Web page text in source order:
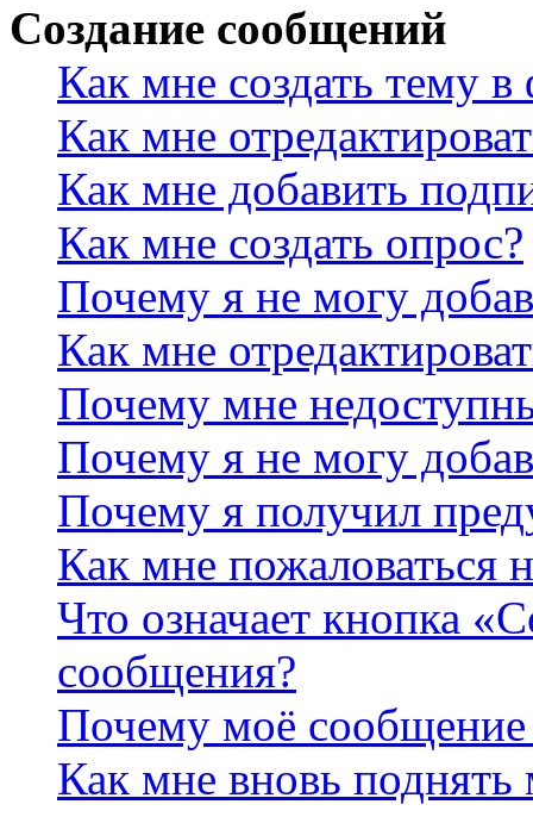
Создание сообщений
Как мне создать тему
Как мне
Как мне добавить
Как мне создать опрос?
Почему я не могу
Как мне
Почему мне
Почему я не могу
Почему я получил
Как мне пожаловаться
Что означает кнопка
сообщения?
Почему моё сообщение
Как мне вновь